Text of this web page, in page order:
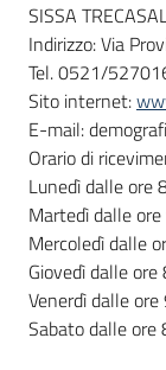
SISSA
Indirizzo: Via
Tel. 0521/
Sito internet:
E-mail:
Orario di
Lunedì dalle ore
Martedì dalle
Mercoledì dalle
Giovedì dalle
Venerdì dalle
Sabato dalle ore